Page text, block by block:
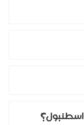
اسطنبول؟